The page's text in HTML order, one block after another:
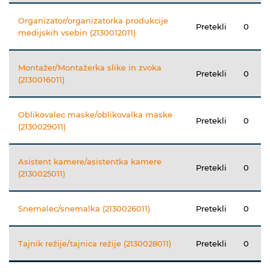
Organizator/organizatorka produkcije
medijskih vsebin (2130012011)
Pretekli 0
Montažer/Montažerka slike in zvoka
(2130016011)
Pretekli 0
Oblikovalec maske/oblikovalka maske
(2130029011)
Pretekli 0
Asistent kamere/asistentka kamere
(2130025011)
Pretekli 0
Snemalec/snemalka (2130026011) Pretekli 0
Tajnik režije/tajnica režije (2130028011) Pretekli 0